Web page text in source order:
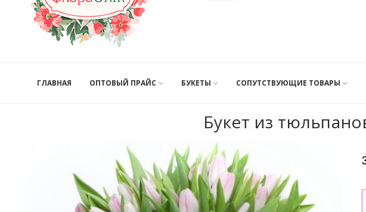
ГЛАВНАЯ ОПТОВЫЙ ПРАЙС БУКЕТЫ СОПУТСТВУЮЩИЕ ТОВАРЫ
Букет из